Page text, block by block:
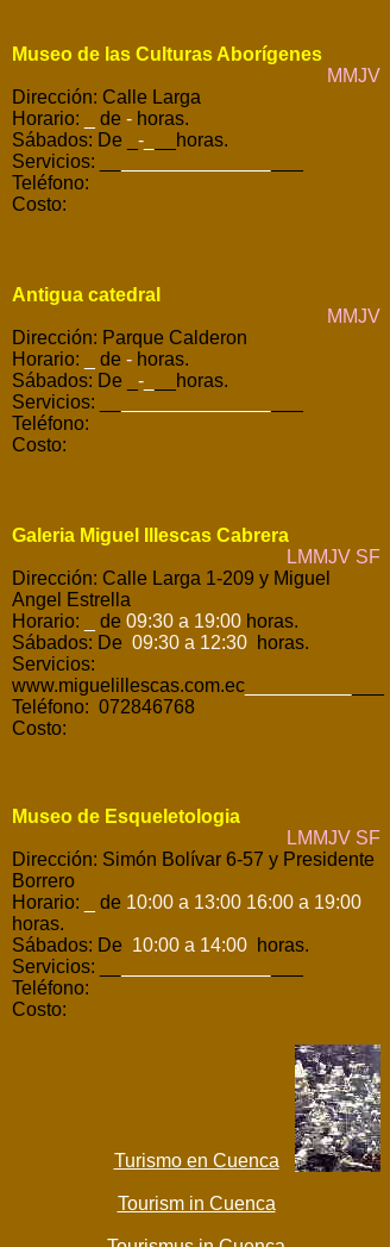
Turismo en Cuenca
Tourism in Cuenca
Museo de las Culturas Aborígenes
MMJV
Dirección: Calle Larga
Horario:
de - horas.
Sábados: De _ -
__horas.
Servicios: __
Teléfono:
Costo:
Antigua catedral
MMJV
Dirección: Parque Calderon
Horario:
de - horas.
Sábados: De _ -
__horas.
Servicios: __
Teléfono:
Costo:
Galeria Miguel Illescas Cabrera
LMMJV SF
Dirección: Calle Larga 1-209 y Miguel
Angel Estrella
Horario:
de 09:30 a 19:00 horas.
Sábados: De 09:30 a 12:30 horas.
Servicios:
www.miguelillescas.com.ec
Teléfono: 072846768
Costo:
Museo de Esqueletologia
LMMJV SF
Dirección: Simón Bolívar 6-57 y Presidente
Borrero
Horario:
de 10:00 a 13:00 16:00 a 19:00
horas.
Sábados: De 10:00 a 14:00 horas.
Servicios: __
Teléfono:
Costo: